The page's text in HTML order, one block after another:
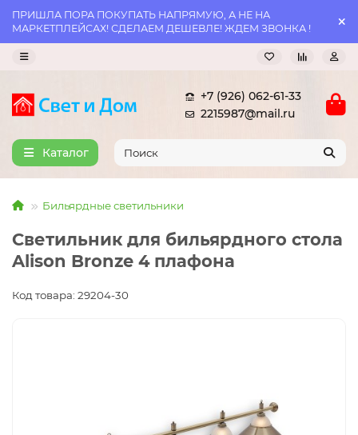
ПРИШЛА ПОРА ПОКУПАТЬ НАПРЯМУЮ, А НЕ НА
МАРКЕТПЛЕЙСАХ! СДЕЛАЕМ ДЕШЕВЛЕ! ЖДЕМ ЗВОНКА !
+7 (926) 062-61-33
2215987@mail.ru
Каталог
Бильярдные светильники
Светильник для бильярдного стола
Alison Bronze 4 плафона
Код товара: 29204-30